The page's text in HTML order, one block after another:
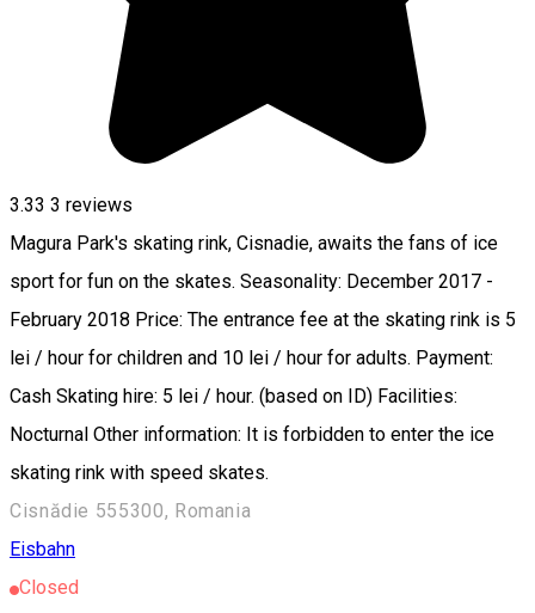
3.33 3 reviews
Magura Park's skating rink, Cisnadie, awaits the fans of ice
sport for fun on the skates. Seasonality: December 2017 -
February 2018 Price: The entrance fee at the skating rink is 5
lei / hour for children and 10 lei / hour for adults. Payment:
Cash Skating hire: 5 lei / hour. (based on ID) Facilities:
Nocturnal Other information: It is forbidden to enter the ice
skating rink with speed skates.
Cisnădie 555300, Romania
Eisbahn
Closed